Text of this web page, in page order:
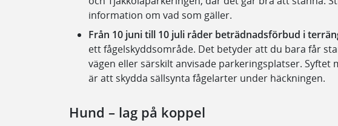
information om vad som gäller.
Från 10 juni till 10 juli råder beträdnadsförbud i
ett fågelskyddsområde. Det betyder att du bara får
vägen eller särskilt anvisade parkeringsplatser. Syftet
är att skydda sällsynta fågelarter under häckningen.
Hund – lag på koppel